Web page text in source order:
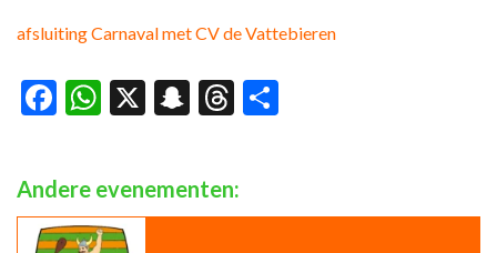
afsluiting Carnaval met CV de Vattebieren
Facebook
WhatsApp
X Snapchat
Threads
Andere evenementen: